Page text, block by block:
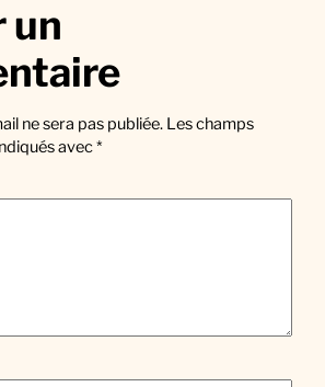
un
ne sera pas publiée. Les champs
avec*